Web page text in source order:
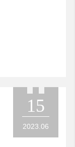
15
2023.06